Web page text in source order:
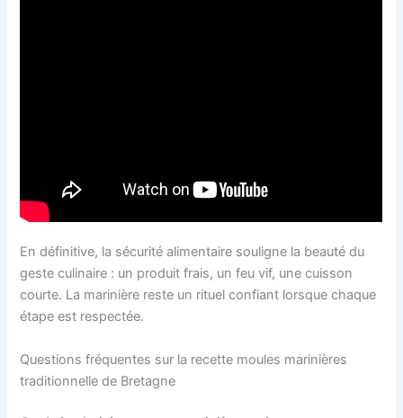
En définitive, la sécurité alimentaire souligne la beauté du
geste culinaire : un produit frais, un feu vif, une cuisson
courte. La marinière reste un rituel confiant lorsque chaque
étape est respectée.
Questions fréquentes sur la recette moules marinières
traditionnelle de Bretagne